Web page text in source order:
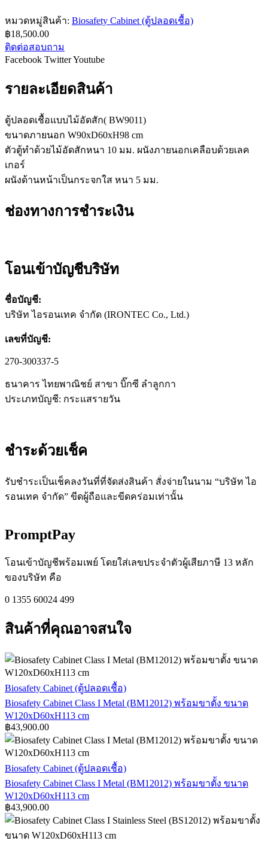
หมวดหมู่สินค้า: Biosafety Cabinet (ตู้ปลอดเชื้อ)
฿18,500.00
ติดต่อสอบถาม
Facebook TwitterYoutube
รายละเอียดสินค้า
ตู้ปลอดเชื้อแบบไม้อัดสัก( BW9011)
ขนาดภายนอก W90xD60xH98 cm
ตัวตู้ทำด้วยไม้อัดสักหนา 10 มม. ผนังภายนอกเคลือบด้วยเลค
เกอร์
ผนังด้านหน้าเป็นกระจกใส หนา 5 มม.
ช่องทางการชำระเงิน
โอนเข้าบัญชีบริษัท
ชื่อบัญชี:
บริษัท ไอรอนเทค จำกัด (IRONTEC Co., Ltd.)
เลขที่บัญชี:
270-300337-5
ธนาคาร ไทยพาณิชย์ สาขา บิ๊กซี ลำลูกกา
ประเภทบัญชี: กระแสรายวัน
ชำระด้วยเช็ค​
รับชำระเป็นเช็คลงวันที่ที่จัดส่งสินค้า สั่งจ่ายในนาม “บริษัท ไอ
รอนเทค จำกัด” ขีดผู้ถือและขีดคร่อมเท่านั้น
PromptPay
โอนเข้าบัญชีพร้อมเพย์ โดยใส่เลขประจำตัวผู้เสียภาษี 13 หลัก
ของบริษัท คือ
0 1355 60024 499
สินค้าที่คุณอาจสนใจ
Biosafety
Cabinet
Class
I
Metal
(BM12012)
พร้อม
ขา
ตั้ง
ขนาด
W120xD60xH113
cm
Biosafety Cabinet (ตู้ปลอดเชื้อ)
Biosafety Cabinet Class I Metal (BM12012) พร้อมขาตั้ง ขนาด
W120xD60xH113 cm
฿43,900.00
Biosafety
Cabinet
Class
I
Metal
(BM12012)
พร้อม
Biosafety Cabinet (ตู้ปลอดเชื้อ)
Biosafety Cabinet Class I Metal (BM12012) พร้อมขาตั้ง ขนาด
W120xD60xH113 cm
฿43,900.00